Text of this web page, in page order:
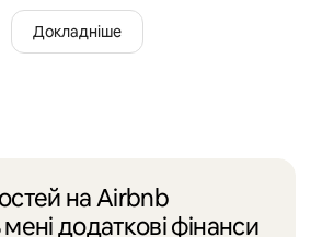
Докладніше
на Airbnb
додаткові фінанси